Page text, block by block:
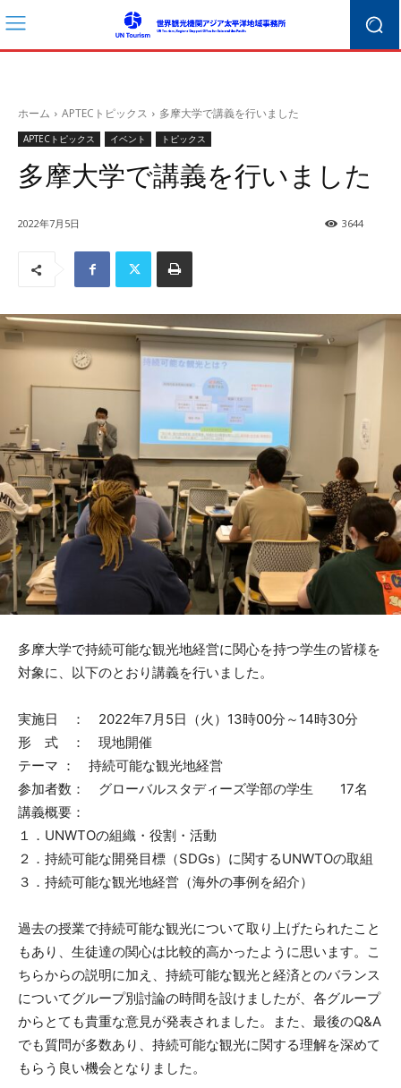
ホーム APTECトピックス 多摩大学で講義を行いました
APTECトピックス イベント トピックス
多摩大学で講義を行いました
2022年7月5日 3644
多摩大学で持続可能な観光地経営に関心を持つ学生の皆様を
対象に、以下のとおり講義を行いました。
実施日 ： 2022年7月5日（火）13時00分～14時30分
形 式 ： 現地開催
テーマ ： 持続可能な観光地経営
参加者数： グローバルスタディーズ学部の学生 17名
講義概要：
１．UNWTOの組織・役割・活動
２．持続可能な開発目標（SDGs）に関するUNWTOの取組
３．持続可能な観光地経営（海外の事例を紹介）
過去の授業で持続可能な観光について取り上げたられたこと
もあり、生徒達の関心は比較的高かったように思います。こ
ちらからの説明に加え、持続可能な観光と経済とのバランス
についてグループ別討論の時間を設けましたが、各グループ
からとても貴重な意見が発表されました。また、最後のQ&A
でも質問が多数あり、持続可能な観光に関する理解を深めて
もらう良い機会となりました。